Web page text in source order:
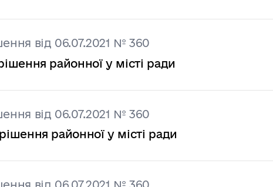
від 06.07.2021 № 360
районної у місті ради
від 06.07.2021 № 360
районної у місті ради